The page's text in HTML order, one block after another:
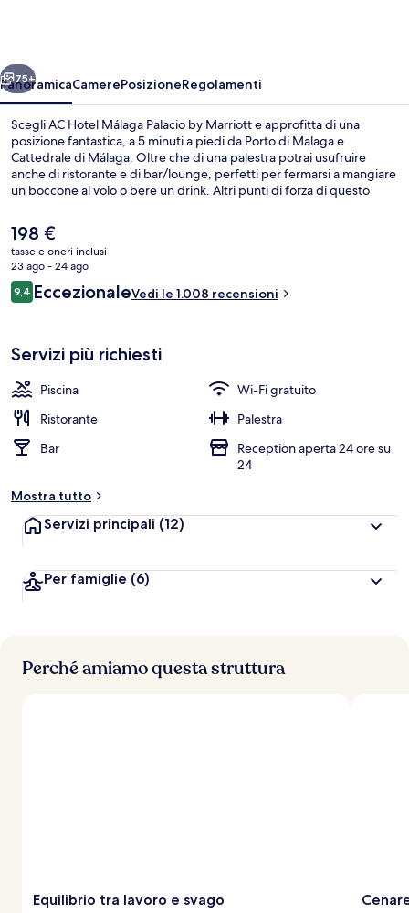
Marriott
Avanti
75+
PanoramicaCamerePosizioneRegolamenti
Scegli AC Hotel Málaga Palacio by Marriott e approfitta di una
posizione fantastica, a 5 minuti a piedi da Porto di Malaga e
Cattedrale di Málaga. Oltre che di una palestra potrai usufruire
anche di ristorante e di bar/lounge, perfetti per fermarsi a mangiare
un boccone al volo o bere un drink. Altri punti di forza di questo
ospiti apprezzano molto il personale gentile e la posizione
invidiabile. Approfitta dei mezzi pubblici nelle vicinanze: Stazione di
La Marina è a 2 min e Stazione di La Malagueta a 10 min a piedi.
Il
prezzo
attuale
è
198 €
198 €
tasse e oneri inclusi
23 ago - 24 ago
Recensioni
9,49,4 su 10
EccezionaleVedi le 1.008 recensioni
Servizi più richiesti
Piscina
Wi-Fi gratuito
Ristorante
Palestra
Bar
Reception aperta 24 ore su
24
Mostra tutto
Servizi principali (12)
Per famiglie (6)
Perché amiamo questa struttura
Equilibrio tra lavoro e svago